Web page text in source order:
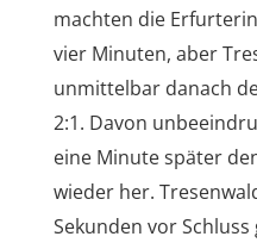
machten die
vier Minuten, aber
unmittelbar danach
2:1. Davon
eine Minute später
wieder her.
Sekunden vor